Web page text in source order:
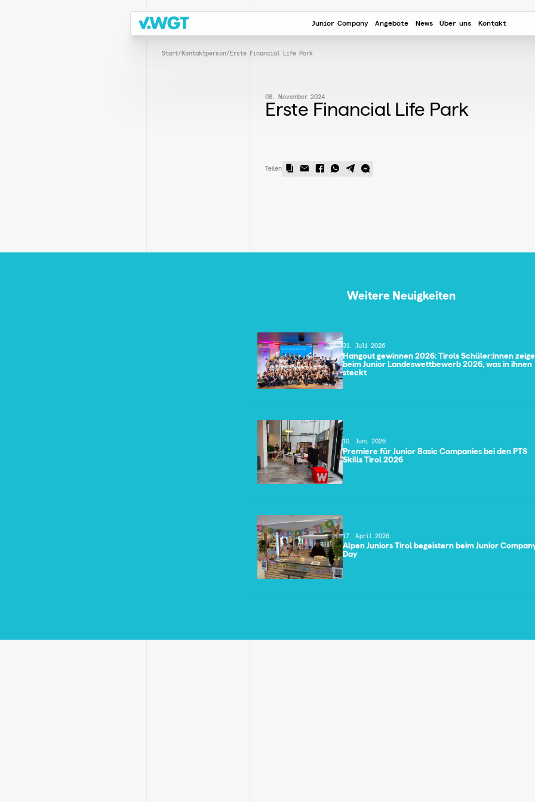
Junior Company Angebote News Über uns Kontakt
Start/Kontaktperson/Erste Financial Life Park
08. November 2024
Erste Financial Life Park
Teilen
Weitere Neuigkeiten
31. Juli 2026
Hangout gewinnen 2026: Tirols Schüler:innen
beim Junior Landeswettbewerb 2026, was in ihnen
steckt
10. Juni 2026
Premiere für Junior Basic Companies bei den PTS
Skills Tirol 2026
17. April 2026
Alpen Juniors Tirol begeistern beim Junior
Day